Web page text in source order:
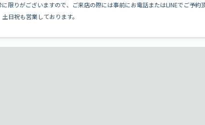
限りがございますので、ご来店の際には事前にお電話またはLINEでご予
日祝も営業しております。